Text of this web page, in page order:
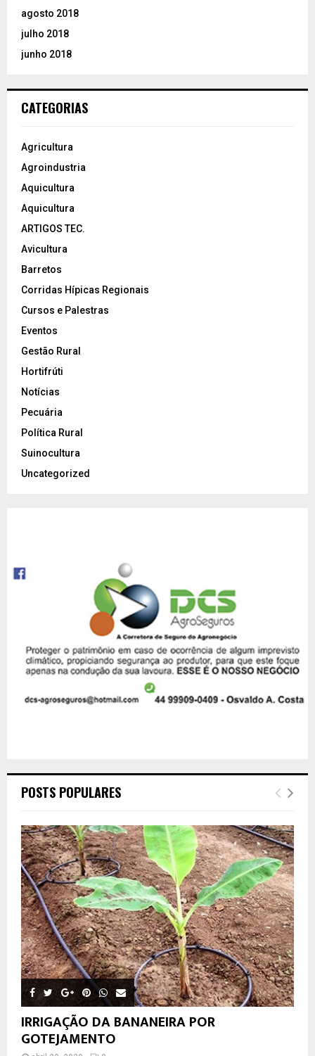
agosto 2018
julho 2018
junho 2018
CATEGORIAS
Agricultura
Agroindustria
Aquicultura
Aquicultura
ARTIGOS TEC.
Avicultura
Barretos
Corridas Hípicas Regionais
Cursos e Palestras
Eventos
Gestão Rural
Hortifrúti
Notícias
Pecuária
Política Rural
Suinocultura
Uncategorized
POSTS POPULARES
IRRIGAÇÃO DA BANANEIRA POR
GOTEJAMENTO